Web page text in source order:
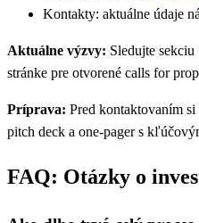
Kontakty: aktuálne údaje
Aktuálne výzvy: Sledujte
stránke pre otvorené calls for
Príprava: Pred kontaktovaním
pitch deck a one-pager s
FAQ: Otázky o